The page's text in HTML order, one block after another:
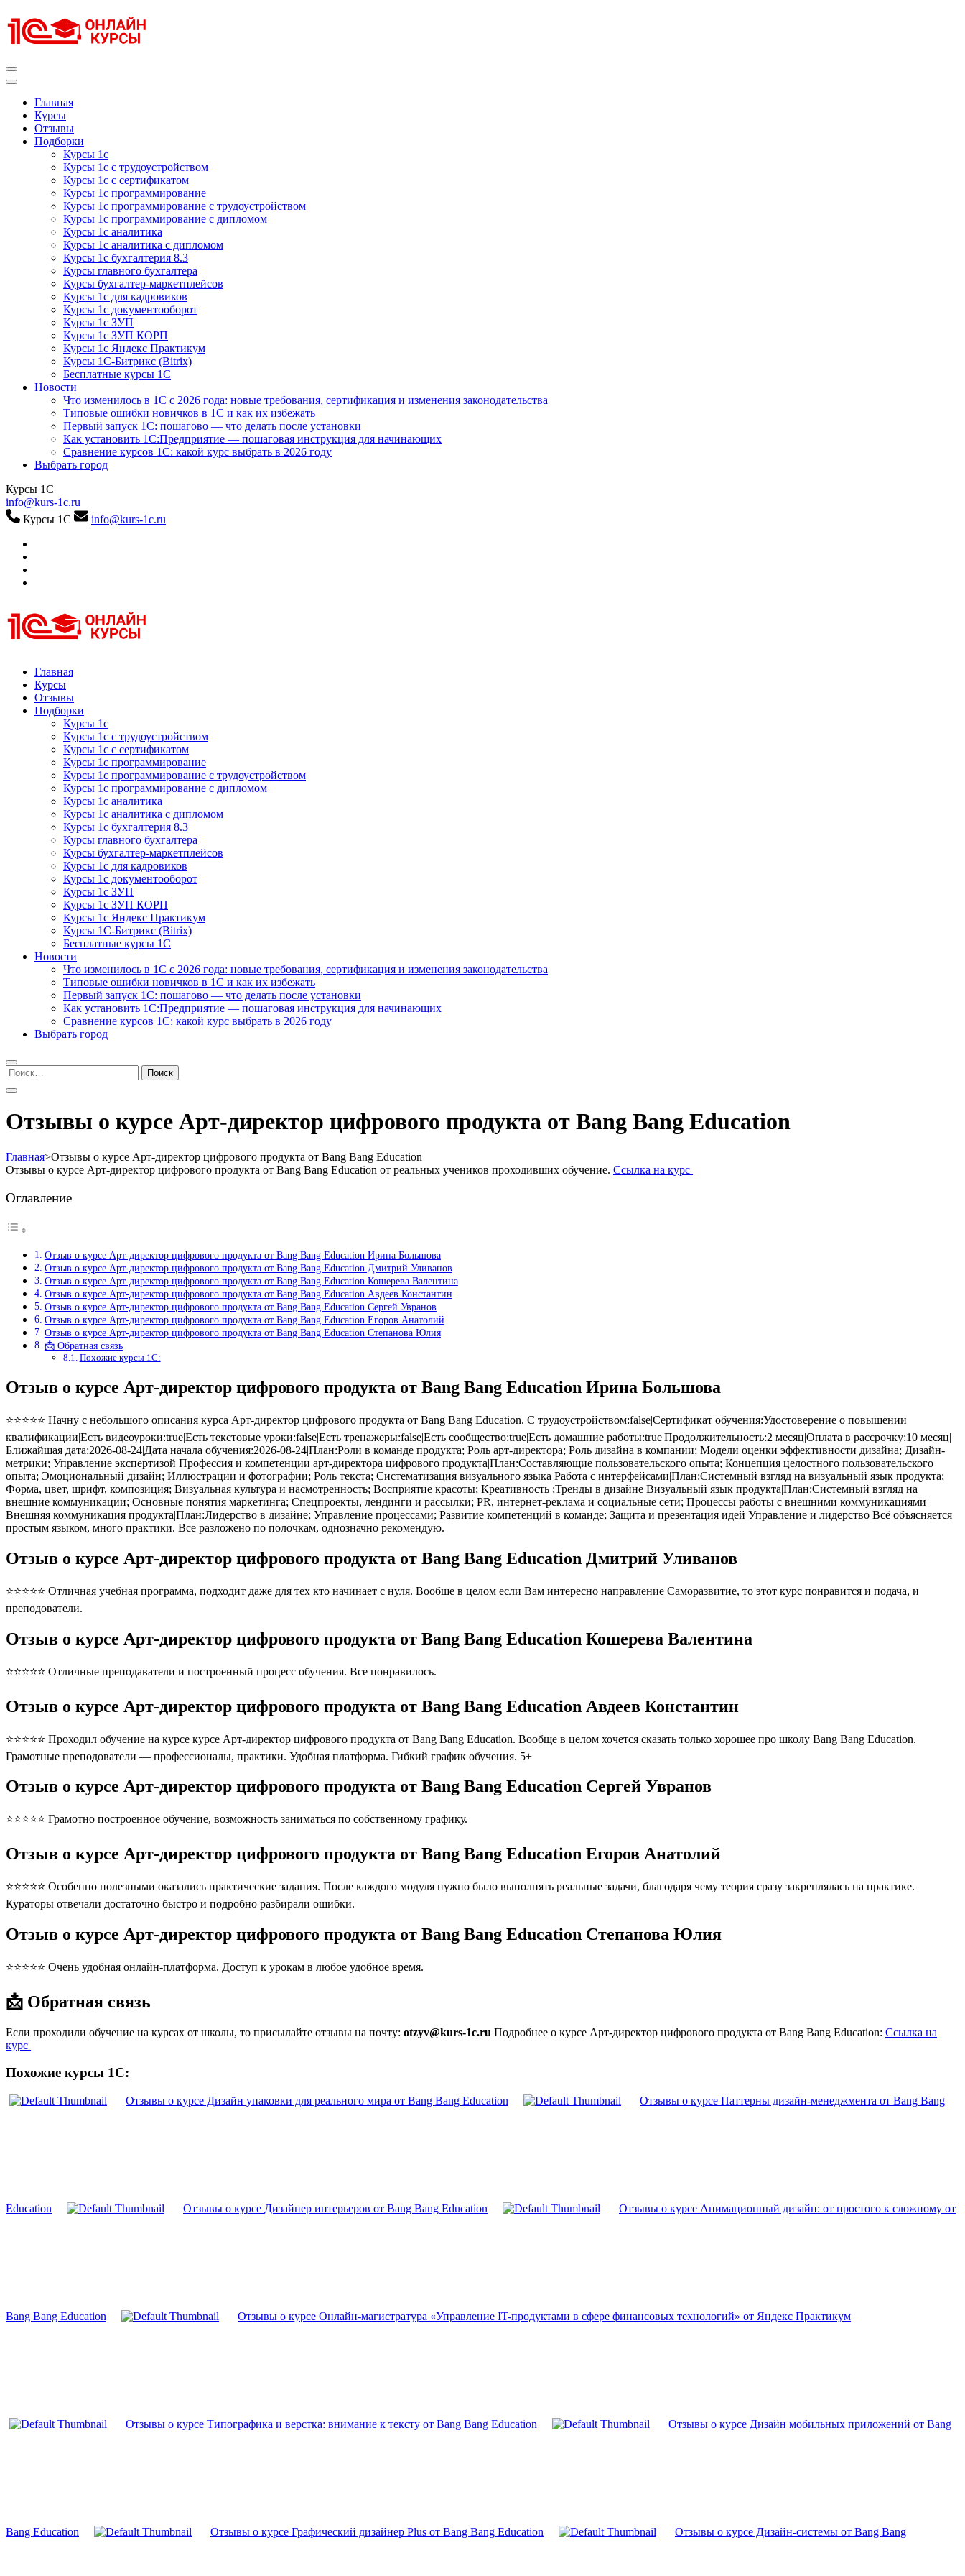
к
содержимому
Главная
Курсы
Отзывы
Подборки
Курсы 1с
Курсы 1с с трудоустройством
Курсы 1с с сертификатом
Курсы 1с программирование
Курсы 1с программирование с трудоустройством
Курсы 1с программирование с дипломом
Курсы 1с аналитика
Курсы 1с аналитика с дипломом
Курсы 1с бухгалтерия 8.3
Курсы главного бухгалтера
Курсы бухгалтер-маркетплейсов
Курсы 1с для кадровиков
Курсы 1с документооборот
Курсы 1с ЗУП
Курсы 1с ЗУП КОРП
Курсы 1с Яндекс Практикум
Курсы 1С-Битрикс (Bitrix)
Бесплатные курсы 1С
Новости
Что изменилось в 1С с 2026 года: новые требования, сертификация и изменения законодательства
Типовые ошибки новичков в 1С и как их избежать
Первый запуск 1С: пошагово — что делать после установки
Как установить 1С:Предприятие — пошаговая инструкция для начинающих
Сравнение курсов 1С: какой курс выбрать в 2026 году
Выбрать город
Курсы 1С
info@kurs-1c.ru
Курсы 1С
info@kurs-1c.ru
Курсы 1С
Курсы 1С официальная сертификация
Главная
Курсы
Отзывы
Подборки
Курсы 1с
Курсы 1с с трудоустройством
Курсы 1с с сертификатом
Курсы 1с программирование
Курсы 1с программирование с трудоустройством
Курсы 1с программирование с дипломом
Курсы 1с аналитика
Курсы 1с аналитика с дипломом
Курсы 1с бухгалтерия 8.3
Курсы главного бухгалтера
Курсы бухгалтер-маркетплейсов
Курсы 1с для кадровиков
Курсы 1с документооборот
Курсы 1с ЗУП
Курсы 1с ЗУП КОРП
Курсы 1с Яндекс Практикум
Курсы 1С-Битрикс (Bitrix)
Бесплатные курсы 1С
Новости
Что изменилось в 1С с 2026 года: новые требования, сертификация и изменения законодательства
Типовые ошибки новичков в 1С и как их избежать
Первый запуск 1С: пошагово — что делать после установки
Как установить 1С:Предприятие — пошаговая инструкция для начинающих
Сравнение курсов 1С: какой курс выбрать в 2026 году
Выбрать город
Найти:
Отзывы о курсе Арт-директор цифрового продукта от Bang Bang Education
Главная>Отзывы о курсе Арт-директор цифрового продукта от Bang Bang Education
Отзывы о курсе Арт-директор цифрового продукта от Bang Bang Education от реальных учеников проходивших обучение. Ссылка на курс
Оглавление
Отзыв о курсе Арт-директор цифрового продукта от Bang Bang Education Ирина Большова
Отзыв о курсе Арт-директор цифрового продукта от Bang Bang Education Дмитрий Уливанов
Отзыв о курсе Арт-директор цифрового продукта от Bang Bang Education Кошерева Валентина
Отзыв о курсе Арт-директор цифрового продукта от Bang Bang Education Авдеев Константин
Отзыв о курсе Арт-директор цифрового продукта от Bang Bang Education Сергей Увранов
Отзыв о курсе Арт-директор цифрового продукта от Bang Bang Education Егоров Анатолий
Отзыв о курсе Арт-директор цифрового продукта от Bang Bang Education Степанова Юлия
📩 Обратная связь
Похожие курсы 1С:
Отзыв о курсе Арт-директор цифрового продукта от Bang Bang Education Ирина Большова
⭐⭐⭐⭐⭐ Начну с небольшого описания курса Арт-директор цифрового продукта от Bang Bang Education. С трудоустройством:false|Сертификат обучения:Удостоверение о повышении
квалификации|Есть видеоуроки:true|Есть текстовые уроки:false|Есть тренажеры:false|Есть сообщество:true|Есть домашние работы:true|Продолжительность:2 месяц|Оплата в рассрочку:10 месяц|
Ближайшая дата:2026-08-24|Дата начала обучения:2026-08-24|План:Роли в команде продукта; Роль арт-директора; Роль дизайна в компании; Модели оценки эффективности дизайна; Дизайн-
метрики; Управление экспертизой Профессия и компетенции арт-директора цифрового продукта|План:Составляющие пользовательского опыта; Концепция целостного пользовательского
опыта; Эмоциональный дизайн; Иллюстрации и фотографии; Роль текста; Систематизация визуального языка Работа с интерфейсами|План:Системный взгляд на визуальный язык продукта;
Форма, цвет, шрифт, композиция; Визуальная культура и насмотренность; Восприятие красоты; Креативность ;Тренды в дизайне Визуальный язык продукта|План:Системный взгляд на
внешние коммуникации; Основные понятия маркетинга; Спецпроекты, лендинги и рассылки; PR, интернет-реклама и социальные сети; Процессы работы с внешними коммуникациями
Внешняя коммуникация продукта|План:Лидерство в дизайне; Управление процессами; Развитие компетенций в команде; Защита и презентация идей Управление и лидерство Всё объясняется
простым языком, много практики. Все разложено по полочкам, однозначно рекомендую.
Отзыв о курсе Арт-директор цифрового продукта от Bang Bang Education Дмитрий Уливанов
⭐⭐⭐⭐⭐ Отличная учебная программа, подходит даже для тех кто начинает с нуля. Вообше в целом если Вам интересно направление Саморазвитие, то этот курс понравится и подача, и
преподователи.
Отзыв о курсе Арт-директор цифрового продукта от Bang Bang Education Кошерева Валентина
⭐⭐⭐⭐⭐ Отличные преподаватели и построенный процесс обучения. Все понравилось.
Отзыв о курсе Арт-директор цифрового продукта от Bang Bang Education Авдеев Константин
⭐⭐⭐⭐⭐ Проходил обучение на курсе курсе Арт-директор цифрового продукта от Bang Bang Education. Вообще в целом хочется сказать только хорошее про школу Bang Bang Education.
Грамотные преподователи — профессионалы, практики. Удобная платформа. Гибкий график обучения. 5+
Отзыв о курсе Арт-директор цифрового продукта от Bang Bang Education Сергей Увранов
⭐⭐⭐⭐⭐ Грамотно построенное обучение, возможность заниматься по собственному графику.
Отзыв о курсе Арт-директор цифрового продукта от Bang Bang Education Егоров Анатолий
⭐⭐⭐⭐⭐ Особенно полезными оказались практические задания. После каждого модуля нужно было выполнять реальные задачи, благодаря чему теория сразу закреплялась на практике.
Кураторы отвечали достаточно быстро и подробно разбирали ошибки.
Отзыв о курсе Арт-директор цифрового продукта от Bang Bang Education Степанова Юлия
⭐⭐⭐⭐⭐ Очень удобная онлайн-платформа. Доступ к урокам в любое удобное время.
📩 Обратная связь
Если проходили обучение на курсах от школы, то присылайте отзывы на почту: otzyv@kurs-1c.ru Подробнее о курсе Арт-директор цифрового продукта от Bang Bang Education: Ссылка на
курс
Похожие курсы 1С:
Отзывы о курсе Дизайн упаковки для реального мира от Bang Bang Education Отзывы о курсе Паттерны дизайн-менеджмента от Bang Bang
Education Отзывы о курсе Дизайнер интерьеров от Bang Bang Education Отзывы о курсе Анимационный дизайн: от простого к сложному от
Bang Bang Education Отзывы о курсе Онлайн-магистратура «Управление IT-продуктами в сфере финансовых технологий» от Яндекс Практикум
Отзывы о курсе Типографика и верстка: внимание к тексту от Bang Bang Education Отзывы о курсе Дизайн мобильных приложений от Bang
Bang Education Отзывы о курсе Графический дизайнер Plus от Bang Bang Education Отзывы о курсе Дизайн-системы от Bang Bang